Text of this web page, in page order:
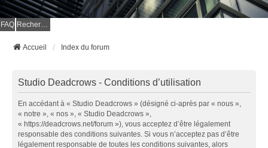
FAQ Rechercher
Accueil Index du forum
Studio Deadcrows - Conditions d’utilisation
En accédant à « Studio Deadcrows » (désigné ci-après par « nous »,
« notre », « nos », « Studio Deadcrows »,
« https://deadcrows.net/forum »), vous acceptez d’être légalement
responsable des conditions suivantes. Si vous n’acceptez pas d’être
légalement responsable de toutes les conditions suivantes, alors